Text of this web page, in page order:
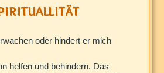
oder hindert er mich
helfen und behindern. Das